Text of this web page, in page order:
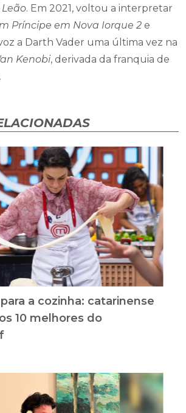
Leão. Em 2021, voltou a interpretar
Príncipe em Nova Iorque 2 e
a Darth Vader uma última vez na
Kenobi, derivada da franquia de
a cozinha: catarinense
10 melhores do